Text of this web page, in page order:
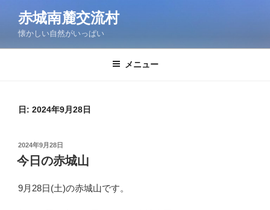
ン
赤城南麓交流村
懐かしい自然がいっぱい
メニュー
日: 2024年9月28日
投
稿
日:
2024年9月28日
今日の赤城山
9月28日(土)の赤城山です。